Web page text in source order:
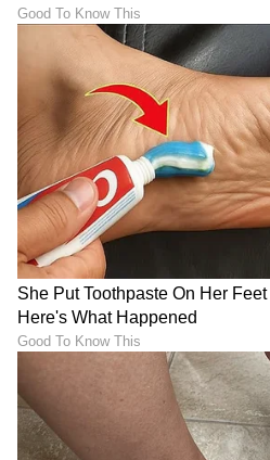
LATEST VIDEOS
ಕ್ರಿಕೆಟ್ ಮತ್ತು ಕ್ರೀಡಾ ಜಗತ್ತಿನ (
Kannada
) ಕ್ಷಣಕ್ಷಣದ ಕನ್ನಡ
ಏಷ್ಯಾನೆಟ್ ಸುವರ್ಣ ನ್ಯೂಸ್‌